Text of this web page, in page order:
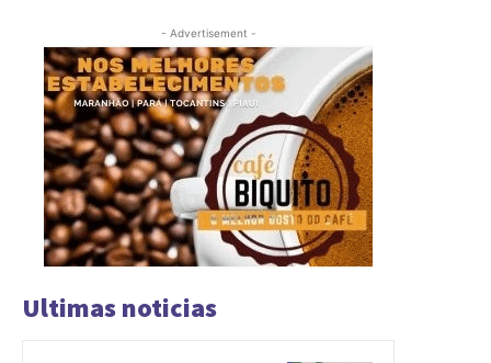
- Advertisement -
Ultimas noticias